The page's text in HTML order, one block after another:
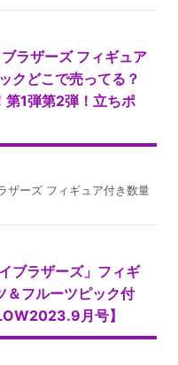
ラザーズ フィギュア
クどこで売ってる？
1弾第2弾！立ちポ
ザーズ フィギュア付き数量
ブラザーズ」フィギ
＆フルーツピック付
月号】